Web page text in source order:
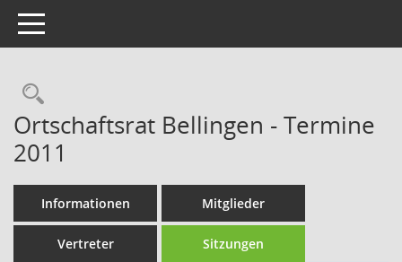
Toggle navigation
Rechercheauswahl
Ortschaftsrat Bellingen - Termine
2011
Informationen Mitglieder
Vertreter Sitzungen